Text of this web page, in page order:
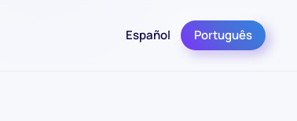
Español Português